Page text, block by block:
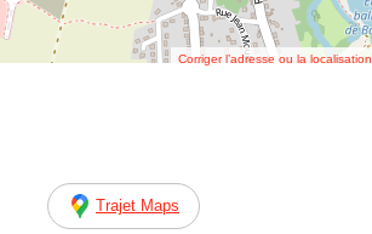
Corriger l’adresse ou la localisation
Trajet Maps